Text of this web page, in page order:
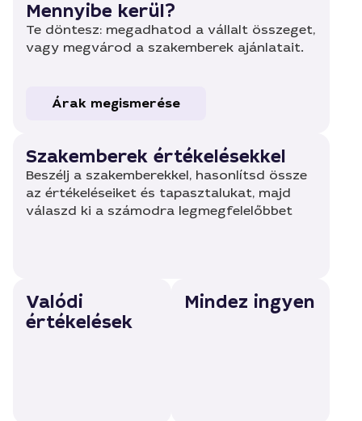
Mennyibe kerül?
Te döntesz: megadhatod a vállalt összeget,
vagy megvárod a szakemberek ajánlatait.
Árak megismerése
Szakemberek értékelésekkel
Beszélj a szakemberekkel, hasonlítsd össze
az értékeléseiket és tapasztalukat, majd
válaszd ki a számodra legmegfelelőbbet
Valódi
értékelések
Mindez ingyen